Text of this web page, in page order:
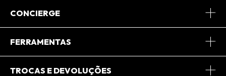
Sobre Nós
CONCIERGE
Central de Relacionamento
FERRAMENTAS
Minha Conta
TROCAS E DEVOLUÇÕES